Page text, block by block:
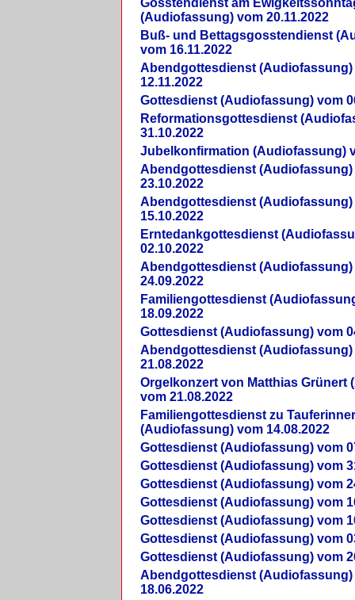
Gosstendienst am
(Audiofassung) vom 20.11.2022
Buß- und Bettagsgosstendienst
vom 16.11.2022
Abendgottesdienst (Audiofassung)
12.11.2022
Gottesdienst (Audiofassung) vom
Reformationsgottesdienst
31.10.2022
Jubelkonfirmation (Audiofassung)
Abendgottesdienst (Audiofassung)
23.10.2022
Abendgottesdienst (Audiofassung)
15.10.2022
Erntedankgottesdienst
02.10.2022
Abendgottesdienst (Audiofassung)
24.09.2022
Familiengottesdienst
18.09.2022
Gottesdienst (Audiofassung) vom
Abendgottesdienst (Audiofassung)
21.08.2022
Orgelkonzert von Matthias Grünert
vom 21.08.2022
Familiengottesdienst zu
(Audiofassung) vom 14.08.2022
Gottesdienst (Audiofassung) vom
Gottesdienst (Audiofassung) vom
Gottesdienst (Audiofassung) vom
Gottesdienst (Audiofassung) vom
Gottesdienst (Audiofassung) vom
Gottesdienst (Audiofassung) vom
Gottesdienst (Audiofassung) vom
Abendgottesdienst (Audiofassung)
18.06.2022